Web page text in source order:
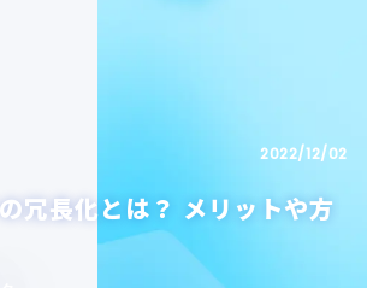
2022/12/02
冗長化とは？ メリットや方